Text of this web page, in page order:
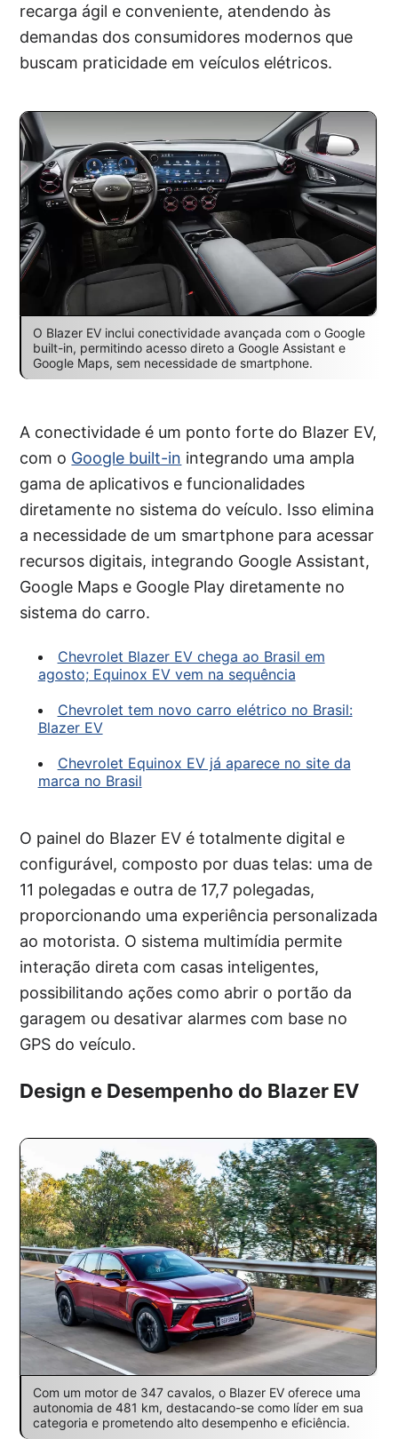
recarga ágil e conveniente, atendendo às
demandas dos consumidores modernos que
buscam praticidade em veículos elétricos.
O Blazer EV inclui conectividade avançada com o Google
built-in, permitindo acesso direto a Google Assistant e
Google Maps, sem necessidade de smartphone.
A conectividade é um ponto forte do Blazer EV,
com o Google built-in integrando uma ampla
gama de aplicativos e funcionalidades
diretamente no sistema do veículo. Isso elimina
a necessidade de um smartphone para acessar
recursos digitais, integrando Google Assistant,
Google Maps e Google Play diretamente no
sistema do carro.
Chevrolet Blazer EV chega ao Brasil em
agosto; Equinox EV vem na sequência
Chevrolet tem novo carro elétrico no Brasil:
Blazer EV
Chevrolet Equinox EV já aparece no site da
marca no Brasil
O painel do Blazer EV é totalmente digital e
configurável, composto por duas telas: uma de
11 polegadas e outra de 17,7 polegadas,
proporcionando uma experiência personalizada
ao motorista. O sistema multimídia permite
interação direta com casas inteligentes,
possibilitando ações como abrir o portão da
garagem ou desativar alarmes com base no
GPS do veículo.
Design e Desempenho do Blazer EV
Com um motor de 347 cavalos, o Blazer EV oferece uma
autonomia de 481 km, destacando-se como líder em sua
categoria e prometendo alto desempenho e eficiência.